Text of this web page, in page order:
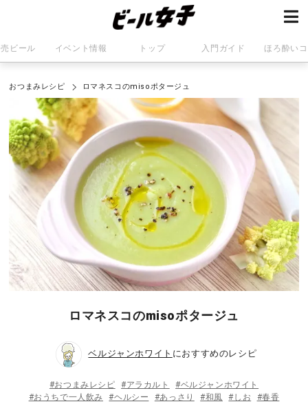
ビール イベント情報 トップ 入門ガイド ほろ酔い
おつまみレシピ ロマネスコのmisoポタージュ
ロマネスコのmisoポタージュ
ベルジャンホワイト におすすめのレシピ
#おつまみレシピ #アラカルト
#ベルジャンホワイト
#おうちで一人飲み
#ヘルシー #あっさり #和風 #しお #春香